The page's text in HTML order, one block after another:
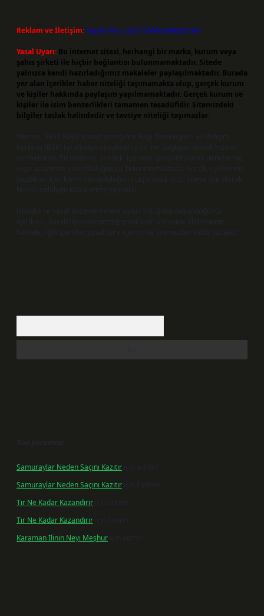
Reklam ve İletişim:Skype: live:.cid.575569c608265c69
Yasal Uyarı: Bu internet sitesi, herhangi bir marka, kurum veya
şahıs şirketi ile hiçbir bağlantısı bulunmamaktadır. Sitede
yalnızca kendi hazırladığımız makaleler paylaşılmaktadır. Burada
yer alan içerikler haber niteliği taşımamakta olup, gerçek kurum
ve kişiler hakkında paylaşım yapılmamaktadır. Gerçek kurum ve
kişiler ile isim benzerlikleri tamamen tesadüfidir. Sitemizdeki
bilgiler taslak halindedir ve tavsiye niteliği taşımazlar.
Sitemiz, 5651 Sayılı Kanun gereğince Bilgi Teknolojileri ve İletişim
Kurumu (BTK) tarafından onaylanmış bir Yer Sağlayıcı olarak hizmet
vermektedir. Bu nedenle, sitedeki içerikleri proaktif olarak denetleme
veya araştırma yükümlülüğümüz bulunmamaktadır. Ancak, üyelerimiz
yazdıkları içeriklerin sorumluluğunu taşımakta olup, siteye üye olarak
bu sorumluluğu kabul etmiş sayılırlar.
Hukuka ve yasal düzenlemelere aykırı olduğunu düşündüğünüz
içerikleri, backlinkpanelicomtr@gmail.com adresine bildirmeniz
halinde, ilgili içerikler yasal süre içerisinde sitemizden kaldırılacaktır.
Son yorumlar
Samuraylar Neden Saçını Kazıtır için
admin
Samuraylar Neden Saçını Kazıtır için
Fadime
Tır Ne Kadar Kazandırır için
admin
Tır Ne Kadar Kazandırır için Sevim
Karaman Ilinin Neyi Meşhur için admin